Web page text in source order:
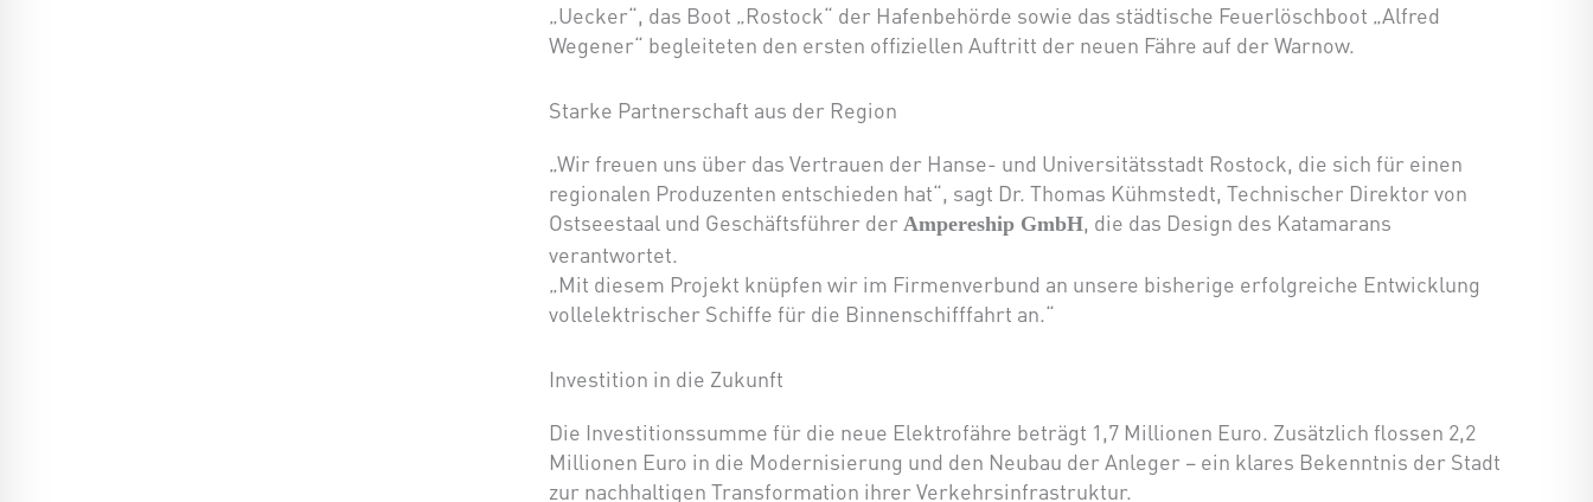
„Uecker“, das Boot „Rostock“ der Hafenbehörde sowie das städtische Feuerlöschboot „Alfred
Wegener“ begleiteten den ersten offiziellen Auftritt der neuen Fähre auf der Warnow.
Starke Partnerschaft aus der Region
„Wir freuen uns über das Vertrauen der Hanse- und Universitätsstadt Rostock, die sich für einen
regionalen Produzenten entschieden hat“, sagt Dr. Thomas Kühmstedt, Technischer Direktor von
Ostseestaal und Geschäftsführer der Ampereship GmbH, die das Design des Katamarans
verantwortet.
„Mit diesem Projekt knüpfen wir im Firmenverbund an unsere bisherige erfolgreiche Entwicklung
vollelektrischer Schiffe für die Binnenschifffahrt an.“
Investition in die Zukunft
Die Investitionssumme für die neue Elektrofähre beträgt 1,7 Millionen Euro. Zusätzlich flossen 2,2
Millionen Euro in die Modernisierung und den Neubau der Anleger – ein klares Bekenntnis der Stadt
zur nachhaltigen Transformation ihrer Verkehrsinfrastruktur.